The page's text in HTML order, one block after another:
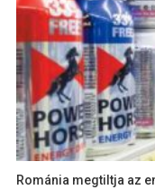
Románia megtiltja az